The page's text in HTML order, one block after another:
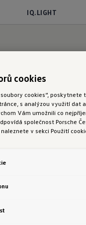
IQ.LIGHT
umožňuje jízdu s
silničního
s
jako by na
cookies
cookies“,
s analýzou využití dat
Vám umožnili co
společnost Porsche
v sekci Použití